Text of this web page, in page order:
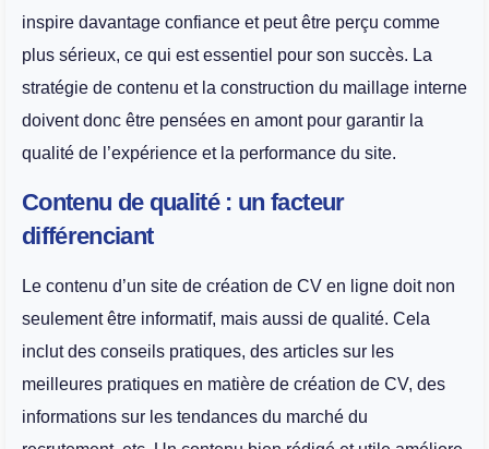
inspire davantage confiance et peut être perçu comme
plus sérieux, ce qui est essentiel pour son succès. La
stratégie de contenu et la construction du maillage interne
doivent donc être pensées en amont pour garantir la
qualité de l’expérience et la performance du site.
Contenu de qualité : un facteur
différenciant
Le contenu d’un site de création de CV en ligne doit non
seulement être informatif, mais aussi de qualité. Cela
inclut des conseils pratiques, des articles sur les
meilleures pratiques en matière de création de CV, des
informations sur les tendances du marché du